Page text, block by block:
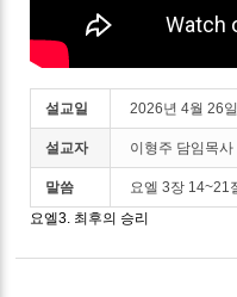
설교일 2026년 4월 26일
설교자 이형주 담임목사
말씀
요엘 3장 14~21
요엘3. 최후의 승리